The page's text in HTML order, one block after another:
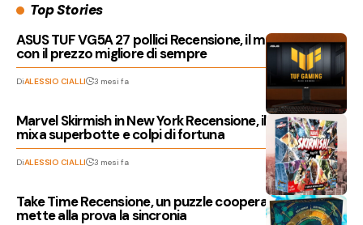
Top Stories
ASUS TUF VG5A 27 pollici Recensione, il monitor QHD
con il prezzo migliore di sempre
DiALESSIO CIALLI 3 mesi fa
Marvel Skirmish in New York Recensione, il titolo che
mixa superbotte e colpi di fortuna
DiALESSIO CIALLI 3 mesi fa
Take Time Recensione, un puzzle cooperativo che
mette alla prova la sincronia